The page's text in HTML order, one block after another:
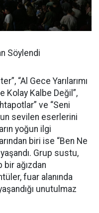
Söylendi
“Al Gece Yarılarımı
Kolay Kalbe Değil”,
ve “Seni
sevilen eserlerini
yoğun ilgi
biri ise “Ben Ne
Grup sustu,
bir ağızdan
fuar alanında
unutulmaz